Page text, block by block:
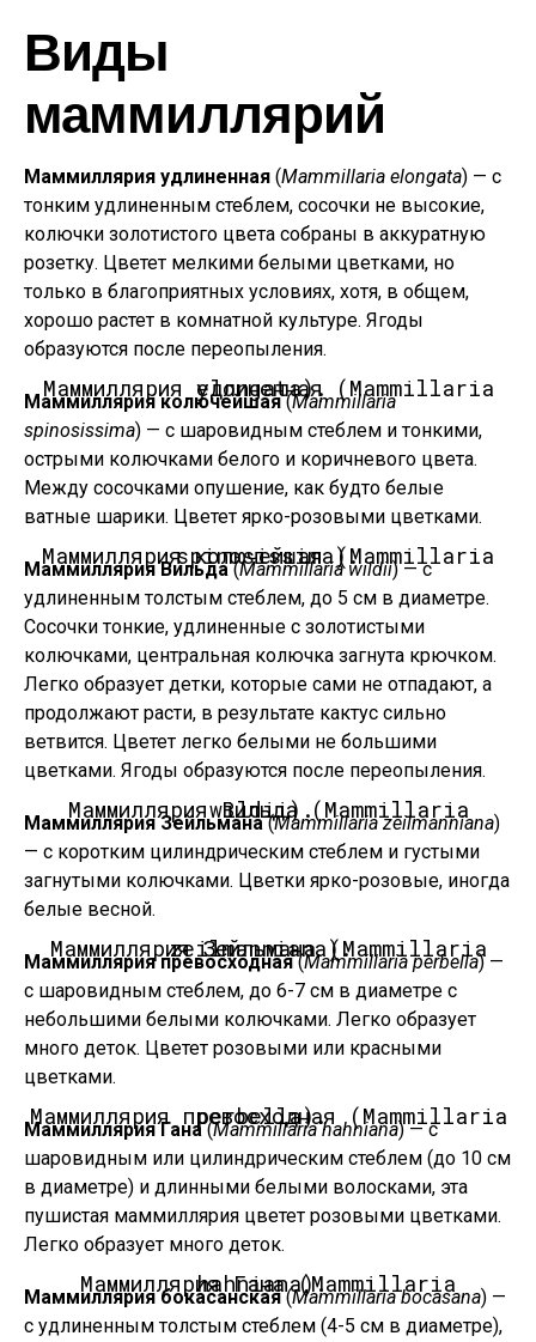
Виды
маммиллярий
Маммиллярия удлиненная (Mammillaria elongata) — с
тонким удлиненным стеблем, сосочки не высокие,
колючки золотистого цвета собраны в аккуратную
розетку. Цветет мелкими белыми цветками, но
только в благоприятных условиях, хотя, в общем,
хорошо растет в комнатной культуре. Ягоды
образуются после переопыления.
Маммиллярия удлиненная (Mammillaria elongata).
Маммиллярия колючейшая(Mammillaria
spinosissima) — с шаровидным стеблем и тонкими,
острыми колючками белого и коричневого цвета.
Между сосочками опушение, как будто белые
ватные шарики. Цветет ярко-розовыми цветками.
Маммиллярия колючейшая (Mammillaria spinosissima).
Маммиллярия Вильда(Mammillaria wildii) — с
удлиненным толстым стеблем, до 5 см в диаметре.
Сосочки тонкие, удлиненные с золотистыми
колючками, центральная колючка загнута крючком.
Легко образует детки, которые сами не отпадают, а
продолжают расти, в результате кактус сильно
ветвится. Цветет легко белыми не большими
цветками. Ягоды образуются после переопыления.
Маммиллярия Вильда (Mammillaria wildii).
Маммиллярия Зейльмана(Mammillaria zeilmanniana)
— с коротким цилиндрическим стеблем и густыми
загнутыми колючками. Цветки ярко-розовые, иногда
белые весной.
Маммиллярия Зейльмана (Mammillaria zeilmanniana).
Маммиллярия превосходная(Mammillaria perbella) —
с шаровидным стеблем, до 6-7 см в диаметре с
небольшими белыми колючками. Легко образует
много деток. Цветет розовыми или красными
цветками.
Маммиллярия превосходная (Mammillaria perbella).
Маммиллярия Гана(Mammillaria hahniana) — с
шаровидным или цилиндрическим стеблем (до 10 см
в диаметре) и длинными белыми волосками, эта
пушистая маммиллярия цветет розовыми цветками.
Легко образует много деток.
Маммиллярия Гана (Mammillaria hahniana).
Маммиллярия бокасанская(Mammillaria bocasana) —
с удлиненным толстым стеблем (4-5 см в диаметре),